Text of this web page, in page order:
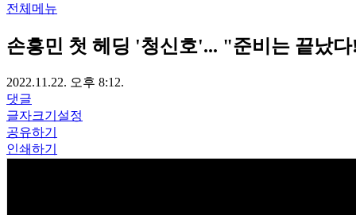
전체메뉴
손흥민 첫 헤딩 '청신호'... "준비는 끝났
2022.11.22. 오후 8:12.
댓글
글자크기설정
공유하기
인쇄하기